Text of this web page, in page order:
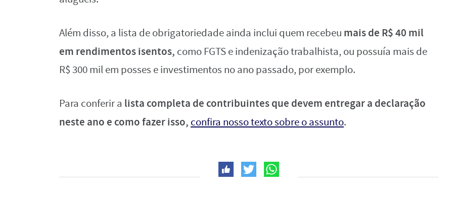
Além disso, a lista de obrigatoriedade ainda inclui quem recebeu mais de R$ 40 mil
em rendimentos isentos, como FGTS e indenização trabalhista, ou possuía mais de
R$ 300 mil em posses e investimentos no ano passado, por exemplo.
Para conferir a lista completa de contribuintes que devem entregar a declaração
neste ano e como fazer isso, confira nosso texto sobre o assunto.